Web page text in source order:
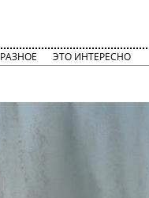
РАЗНОЕ ЭТО ИНТЕРЕСНО